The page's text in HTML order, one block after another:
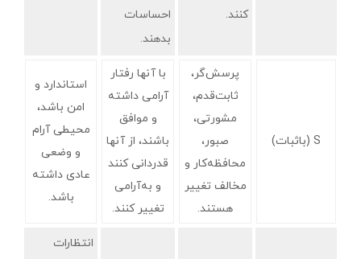
کنند.
احساسات
بدهند.
S (باثبات)
پرسش‌گر،
ثابت‌قدم،
مشورتی،
صبور،
محافظه‌کار و
مخالف تغییر
هستند.
با آنها رفتار
آرامی داشته
و موافق
باشند، از آنها
قدردانی کنند
و به‌آرامی
تغییر کنند.
استاندارد و
امن باشد،
محیطی آرام
و وضعی
عادی‌ داشته
باشد.
انتظارات